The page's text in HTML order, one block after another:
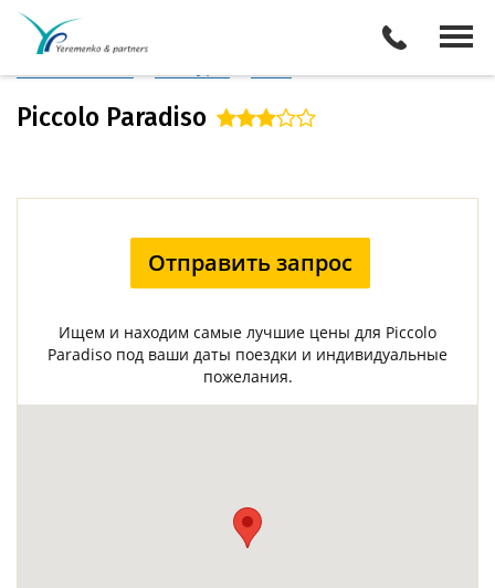
Италия
Описание отеля
Piccolo Paradiso
Отправить запрос
Ищем и находим самые лучшие цены для Piccolo
Paradiso под ваши даты поездки и индивидуальные
пожелания.